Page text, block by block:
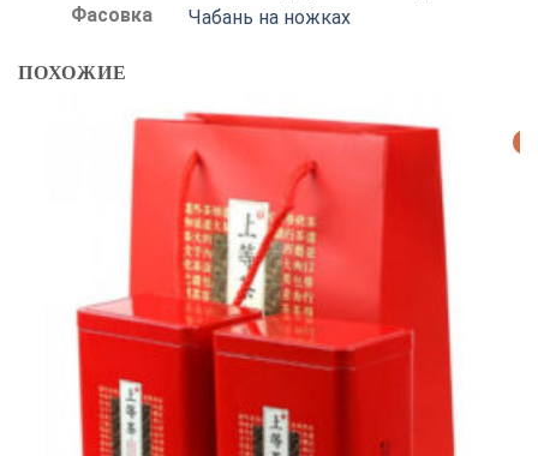
Фасовка
Чабань на ножках
ПОХОЖИЕ